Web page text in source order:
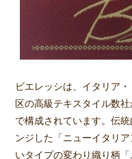
ビエレッシは、イタリア
区の高級テキスタイル数
で構成されています。伝
ンジした「ニューイタリ
いタイプの変わり織り柄